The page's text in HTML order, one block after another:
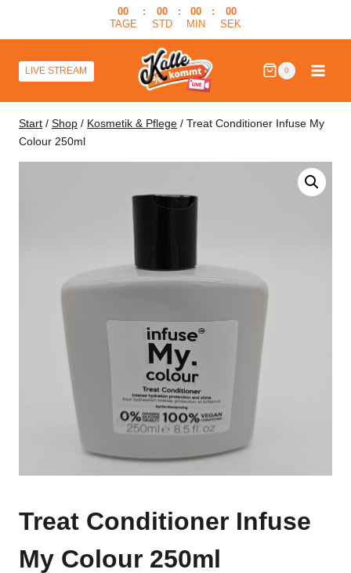
00
TAGE
:
00
STD
:
00
MIN
:
00
SEK
LIVE STREAM 0
Start / Shop / Kosmetik & Pflege / Treat Conditioner Infuse My
Colour 250ml
Treat Conditioner Infuse
My Colour 250ml